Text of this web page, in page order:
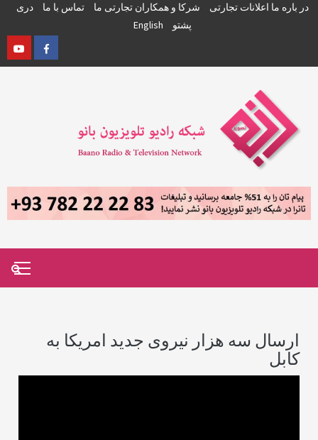
ما تماس با ما دری
به